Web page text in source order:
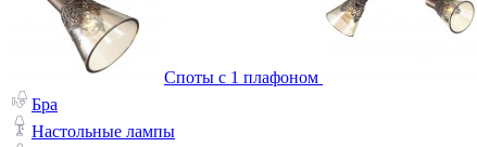
Споты с 1 плафоном
Бра
Настольные лампы